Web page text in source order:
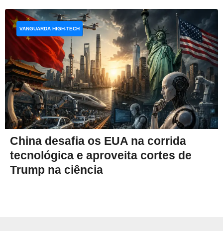
China desafia os EUA na corrida
tecnológica e aproveita cortes de
Trump na ciência
VANGUARDA HIGH-TECH